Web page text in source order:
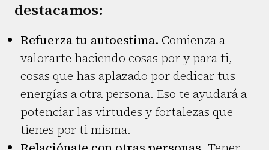
destacamos:
Refuerza tu autoestima. Comienza a
valorarte haciendo cosas por y para ti,
cosas que has aplazado por dedicar tus
energías a otra persona. Eso te ayudará a
potenciar las virtudes y fortalezas que
tienes por ti misma.